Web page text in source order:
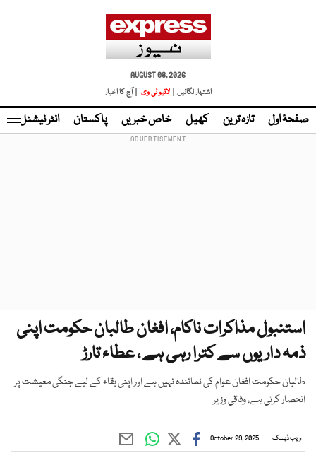
AUGUST 08, 2026
اشتہار لگائیں |
لائیو ٹی وی | آج کا اخبار
صفحۂ اول تازہ ترین کھیل خاص خبریں پاکستان انٹر نیشنل
استنبول مذاکرات ناکام، افغان طالبان حکومت اپنی
ذمہ داریوں سے کترا رہی ہے ، عطاء تارڑ
طالبان حکومت افغان عوام کی نمائندہ نہیں ہے اور اپنی بقاء کے لیے جنگی معیشت پر
انحصار کرتی ہے، وفاقی وزیر
ویب ڈیسک October 29, 2025